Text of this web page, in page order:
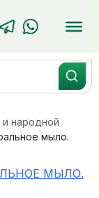
и народной
мыло.